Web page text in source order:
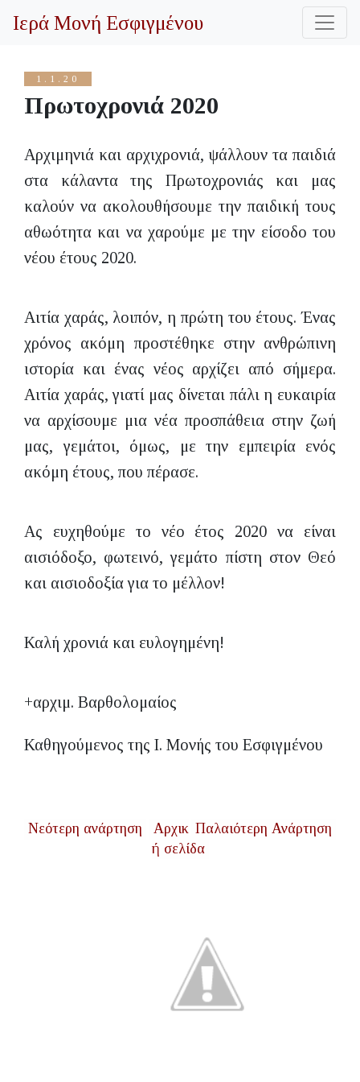
1.1.20
Πρωτοχρονιά 2020
Αρχιμηνιά και αρχιχρονιά, ψάλλουν τα παιδιά
στα κάλαντα της Πρωτοχρονιάς και μας
καλούν να ακολουθήσουμε την παιδική τους
αθωότητα και να χαρούμε με την είσοδο του
νέου έτους 2020.
Αιτία χαράς, λοιπόν, η πρώτη του έτους. Ένας
χρόνος ακόμη προστέθηκε στην ανθρώπινη
ιστορία και ένας νέος αρχίζει από σήμερα.
Αιτία χαράς, γιατί μας δίνεται πάλι η ευκαιρία
να αρχίσουμε μια νέα προσπάθεια στην ζωή
μας, γεμάτοι, όμως, με την εμπειρία ενός
ακόμη έτους, που πέρασε.
Ας ευχηθούμε το νέο έτος 2020 να είναι
αισιόδοξο, φωτεινό, γεμάτο πίστη στον Θεό
και αισιοδοξία για το μέλλον!
Καλή χρονιά και ευλογημένη!
+αρχιμ. Βαρθολομαίος
Καθηγούμενος της Ι. Μονής του Εσφιγμένου
Νεότερη ανάρτηση Παλαιότερη Ανάρτηση
Αρχικ
ή σελίδα
Ιερά Μονή Εσφιγμένου